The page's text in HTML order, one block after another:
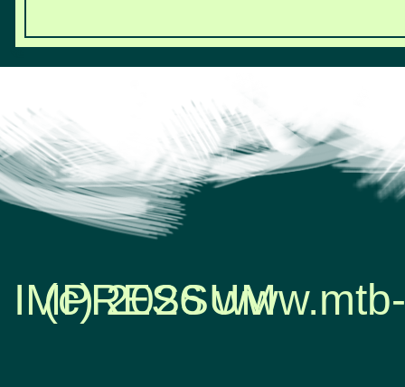
IMPRESSUM
(c) 2026